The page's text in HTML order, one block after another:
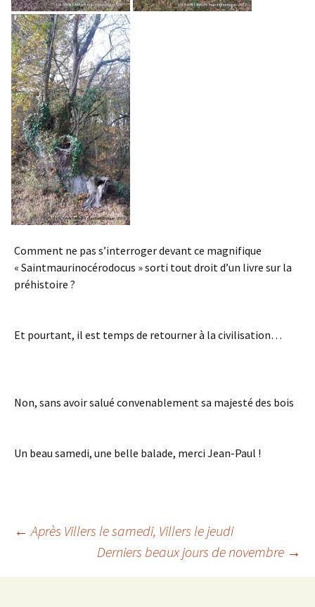
Comment ne pas s’interroger devant ce magnifique
« Saintmaurinocérodocus » sorti tout droit d’un livre sur la
préhistoire ?
Et pourtant, il est temps de retourner à la civilisation…
Non, sans avoir salué convenablement sa majesté des bois
Un beau samedi, une belle balade, merci Jean-Paul !
Navigation
des
← Après Villers le samedi, Villers le jeudi
Derniers beaux jours de novembre →